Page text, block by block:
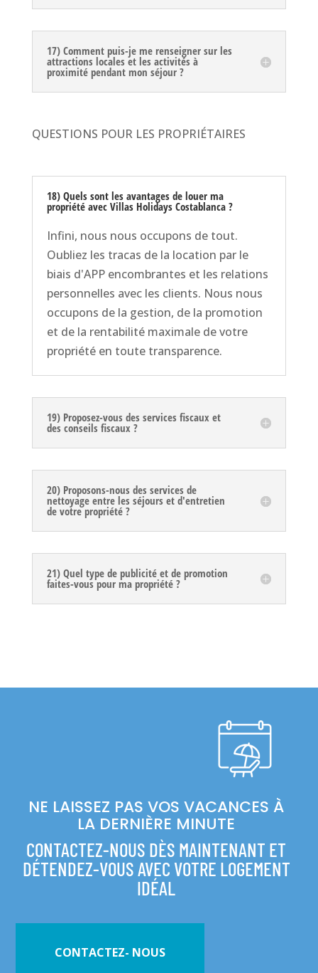
17) Comment puis-je me renseigner sur les
attractions locales et les activités à
proximité pendant mon séjour ?
QUESTIONS POUR LES PROPRIÉTAIRES
18) Quels sont les avantages de louer ma
propriété avec Villas Holidays Costablanca ?
Infini, nous nous occupons de tout.
Oubliez les tracas de la location par le
biais d'APP encombrantes et les relations
personnelles avec les clients. Nous nous
occupons de la gestion, de la promotion
et de la rentabilité maximale de votre
propriété en toute transparence.
19) Proposez-vous des services fiscaux et
des conseils fiscaux ?
20) Proposons-nous des services de
nettoyage entre les séjours et d'entretien
de votre propriété ?
21) Quel type de publicité et de promotion
faites-vous pour ma propriété ?
NE LAISSEZ PAS VOS VACANCES À
LA DERNIÈRE MINUTE
CONTACTEZ-NOUS DÈS MAINTENANT ET
DÉTENDEZ-VOUS AVEC VOTRE LOGEMENT
IDÉAL
CONTACTEZ- NOUS